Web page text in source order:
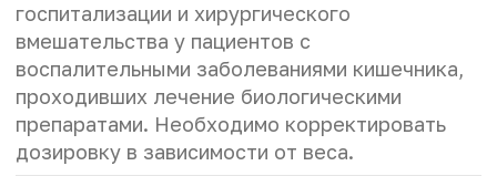
госпитализации и хирургического
вмешательства у пациентов с
воспалительными заболеваниями кишечника,
проходивших лечение биологическими
препаратами. Необходимо корректировать
дозировку в зависимости от веса.